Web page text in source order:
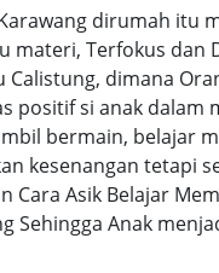
dirumah itu
materi, Terfokus dan
dimana
positif si anak dalam
bermain, belajar
kesenangan tetapi
Asik Belajar
Sehingga Anak